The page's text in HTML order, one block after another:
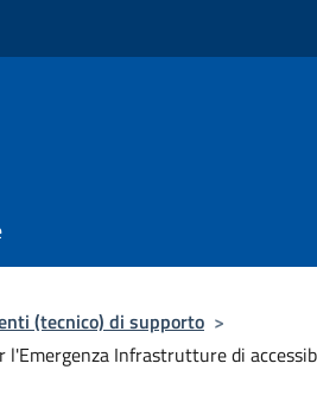
(tecnico) di supporto >
l'Emergenza Infrastrutture di